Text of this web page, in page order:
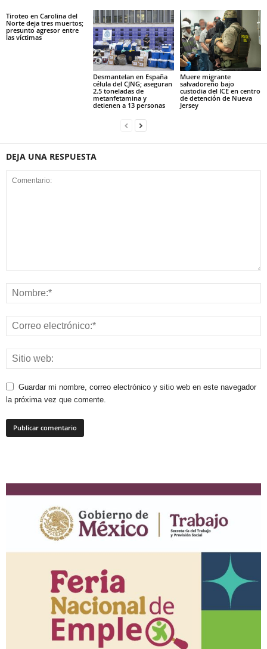
Tiroteo en Carolina del
Norte deja tres muertos;
presunto agresor entre
las víctimas
Desmantelan en España
célula del CJNG; aseguran
2.5 toneladas de
metanfetamina y
detienen a 13 personas
Muere migrante
salvadoreño bajo
custodia del ICE en centro
de detención de Nueva
Jersey
DEJA UNA RESPUESTA
Guardar mi nombre, correo electrónico y sitio web en este navegador
la próxima vez que comente.